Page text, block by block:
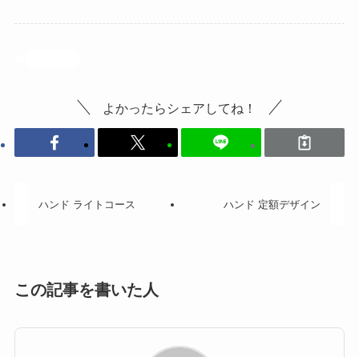
よかったらシェアしてね！
ハンド ライトコース ハンド 定額デザイン
この記事を書いた人